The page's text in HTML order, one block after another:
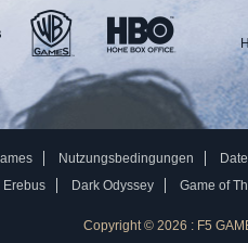
Nutzungsbedingungen
Erebus
Dark Odyssey Game of
Copyright © 2026 : F5